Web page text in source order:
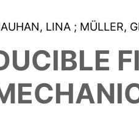
LINA ; MÜLLER,